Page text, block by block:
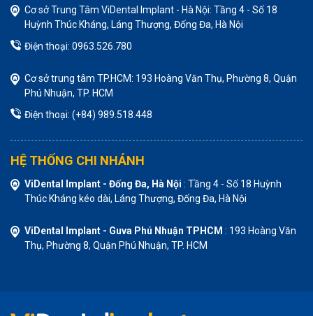
Cơ sở Trung Tâm ViDental Implant - Hà Nội: Tầng 4 - Số 18
Huỳnh Thúc Kháng, Láng Thượng, Đống Đa, Hà Nội
Điện thoại: 0963.526.780
Cơ sở trung tâm TP.HCM: 193 Hoàng Văn Thụ, Phường 8, Quận
Phú Nhuận, TP. HCM
Điện thoại: (+84) 989.518.448
HỆ THỐNG CHI NHÁNH
ViDental Implant - Đống Đa, Hà Nội : Tầng 4 - Số 18 Huỳnh
Thúc Kháng kéo dài, Láng Thượng, Đống Đa, Hà Nội
ViDental Implant - Guva Phú Nhuận TPHCM : 193 Hoàng Văn
Thụ, Phường 8, Quận Phú Nhuận, TP. HCM